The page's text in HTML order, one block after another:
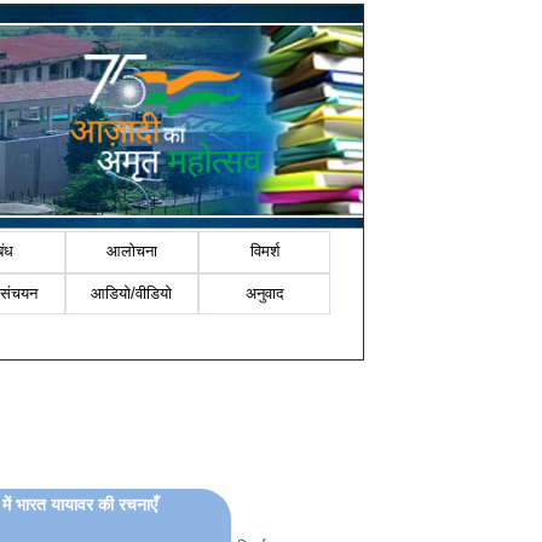
आलोचना विमर्श
आडियो/वीडियो अनुवाद
भारत यायावर की रचनाएँ